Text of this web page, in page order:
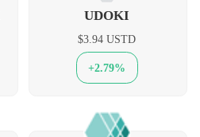
UDOKI
$3.94 USTD
+2.79%